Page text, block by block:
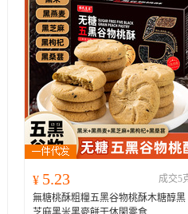
¥ 5.23
成交5
無糖桃酥粗糧五黑谷物桃酥木糖醇黑